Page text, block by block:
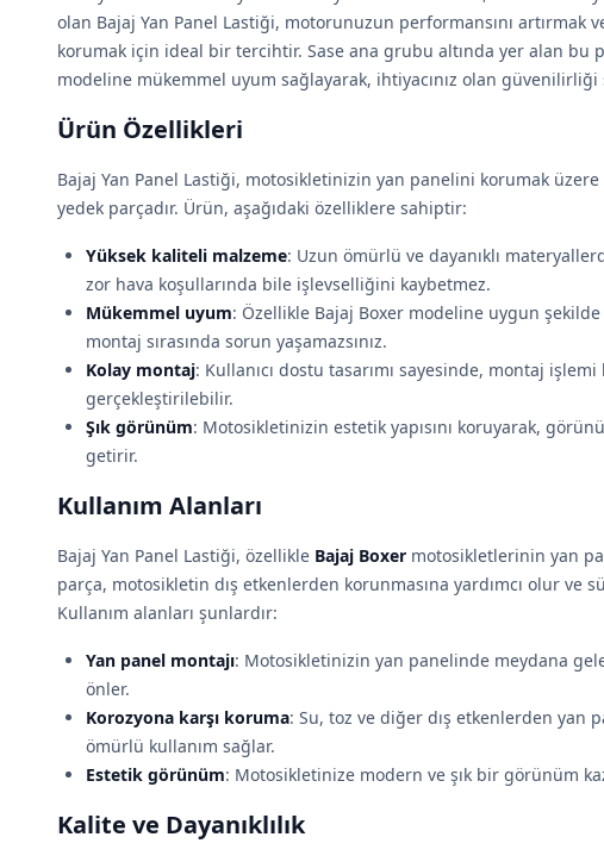
olan Bajaj Yan Panel Lastiği, motorunuzun performansını artırmak
korumak için ideal bir tercihtir. Sase ana grubu altında yer alan bu
modeline mükemmel uyum sağlayarak, ihtiyacınız olan güvenilirliği
Ürün Özellikleri
Bajaj Yan Panel Lastiği, motosikletinizin yan panelini korumak
yedek parçadır. Ürün, aşağıdaki özelliklere sahiptir:
Yüksek kaliteli malzeme: Uzun ömürlü ve dayanıklı
zor hava koşullarında bile işlevselliğini kaybetmez.
Mükemmel uyum: Özellikle Bajaj Boxer modeline uygun
montaj sırasında sorun yaşamazsınız.
Kolay montaj: Kullanıcı dostu tasarımı sayesinde, montaj
gerçekleştirilebilir.
Şık görünüm: Motosikletinizin estetik yapısını koruyarak,
getirir.
Kullanım Alanları
Bajaj Yan Panel Lastiği, özellikle Bajaj Boxer motosikletlerinin yan
parça, motosikletin dış etkenlerden korunmasına yardımcı olur ve
Kullanım alanları şunlardır:
Yan panel montajı: Motosikletinizin yan panelinde meydana
önler.
Korozyona karşı koruma: Su, toz ve diğer dış etkenlerden yan
ömürlü kullanım sağlar.
Estetik görünüm: Motosikletinize modern ve şık bir görünüm
Kalite ve Dayanıklılık